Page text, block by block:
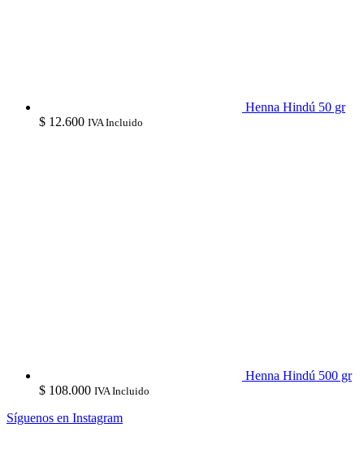
Henna Hindú 50 gr
$ 12.600 IVA Incluido
Henna Hindú 500 gr
$ 108.000 IVA Incluido
Síguenos en Instagram